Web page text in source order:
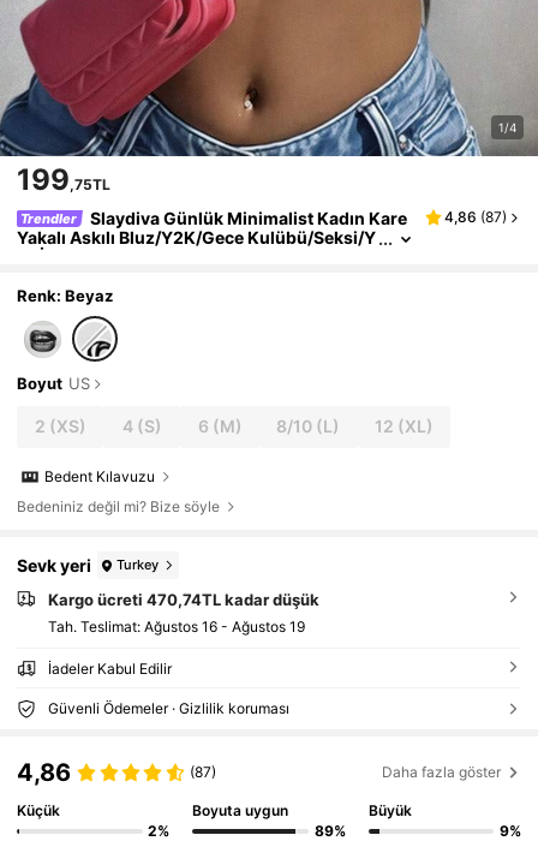
1/4
199,75TL
Trendler
Slaydiva Günlük Minimalist Kadın Kare
Yakalı Askılı Bluz/Y2K/Gece Kulübü/Seksi/Y
az İçin Uygun/Okula Dönüş/Dışarı Çıkma/Se
4,86 (87)
Renk: Beyaz
Boyut US
2 (XS) 4(S) 6 (M) 8/10 (L) 12 (XL)
Bedent Kılavuzu
Bedeniniz değil mi? Bize söyle
Sevk yeri Turkey
Kargo ücreti 470,74TL kadar düşük
Tah. Teslimat: Ağustos 16 - Ağustos 19
İadeler Kabul Edilir
Güvenli Ödemeler · Gizlilik koruması
4,86 (87) Daha fazla göster
Küçük
2%
Boyuta uygun
89%
Büyük
9%